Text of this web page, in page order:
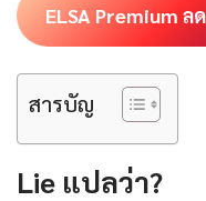
ELSA Premium ล
สารบัญ
Lie แปลว่า?